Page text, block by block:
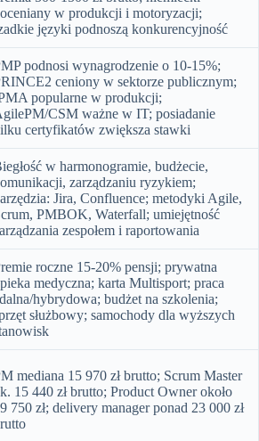
w produkcji i motoryzacji;
języki podnoszą konkurencyjność
podnosi wynagrodzenie o 10-15%;
ceniony w sektorze publicznym;
popularne w produkcji;
CSM ważne w IT; posiadanie
certyfikatów zwiększa stawki
w harmonogramie, budżecie,
zarządzaniu ryzykiem;
Jira, Confluence; metodyki Agile,
PMBOK, Waterfall; umiejętność
zespołem i raportowania
roczne 15-20% pensji; prywatna
medyczna; karta Multisport; praca
hybrydowa; budżet na szkolenia;
służbowy; samochody dla wyższych
mediana 15 970 zł brutto; Scrum Master
15 440 zł brutto; Product Owner około
750 zł; delivery manager ponad 23 000 zł